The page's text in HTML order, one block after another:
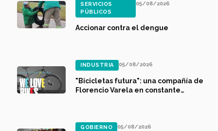
SERVICIOS
PÚBLICOS
05/08/2026
Accionar contra el dengue
INDUSTRIA 05/08/2026
"Bicicletas futura": una compañía de
Florencio Varela en constante
GOBIERNO 05/08/2026